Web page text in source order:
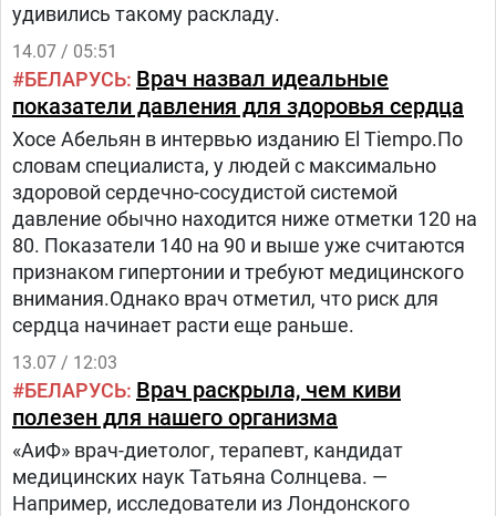
удивились такому раскладу.
14.07 / 05:51
БЕЛАРУСЬ Врач назвал идеальные
показатели давления для здоровья сердца
Хосе Абельян в интервью изданию El Tiempo.По
словам специалиста, у людей с максимально
здоровой сердечно-сосудистой системой
давление обычно находится ниже отметки 120 на
80. Показатели 140 на 90 и выше уже считаются
признаком гипертонии и требуют медицинского
внимания.Однако врач отметил, что риск для
сердца начинает расти еще раньше.
13.07 / 12:03
БЕЛАРУСЬ Врач раскрыла, чем киви
полезен для нашего организма
«АиФ» врач-диетолог, терапевт, кандидат
медицинских наук Татьяна Солнцева. —
Например, исследователи из Лондонского